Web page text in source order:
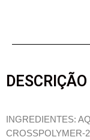
DESCRIÇÃO
INGREDIENTES:
CROSSPOLYMER-